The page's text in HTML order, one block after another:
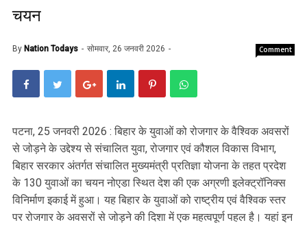
चयन
By Nation Todays सोमवार, 26 जनवरी 2026 Comment
पटना, 25 जनवरी 2026 : बिहार के युवाओं को रोजगार के वैश्विक अवसरों
से जोड़ने के उद्देश्य से संचालित युवा, रोजगार एवं कौशल विकास विभाग,
बिहार सरकार अंतर्गत संचालित मुख्यमंत्री प्रतिज्ञा योजना के तहत प्रदेश
के 130 युवाओं का चयन नोएडा स्थित देश की एक अग्रणी इलेक्ट्रॉनिक्स
विनिर्माण इकाई में हुआ। यह बिहार के युवाओं को राष्ट्रीय एवं वैश्विक स्तर
पर रोजगार के अवसरों से जोड़ने की दिशा में एक महत्वपूर्ण पहल है। यहां इन